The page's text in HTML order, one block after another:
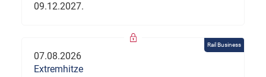
09.12.2027.
Rail Business
07.08.2026
Extremhitze